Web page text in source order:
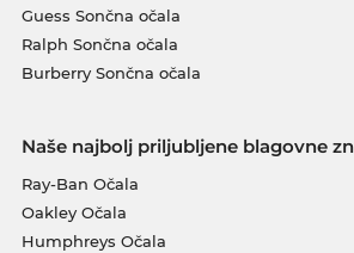
Guess Sončna očala
Ralph Sončna očala
Burberry Sončna očala
Naše najbolj priljubljene blagovne
Ray-Ban Očala
Oakley Očala
Humphreys Očala